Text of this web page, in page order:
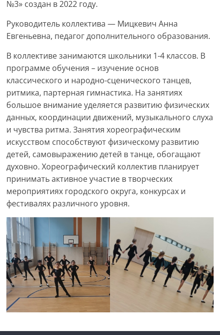
№3» создан в 2022 году.
Руководитель коллектива — Мицкевич Анна
Евгеньевна, педагог дополнительного образования.
В коллективе занимаются школьники 1-4 классов. В
программе обучения – изучение основ
классического и народно-сценического танцев,
ритмика, партерная гимнастика. На занятиях
большое внимание уделяется развитию физических
данных, координации движений, музыкального слуха
и чувства ритма. Занятия хореографическим
искусством способствуют физическому развитию
детей, самовыражению детей в танце, обогащают
духовно. Хореографический коллектив планирует
принимать активное участие в творческих
мероприятиях городского округа, конкурсах и
фестивалях различного уровня.